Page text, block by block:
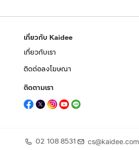
เกี่ยวกับ Kaidee
เกี่ยวกับเรา
ติดต่อลงโฆษณา
ติดตามเรา
02 108 8531 cs@kaidee.com